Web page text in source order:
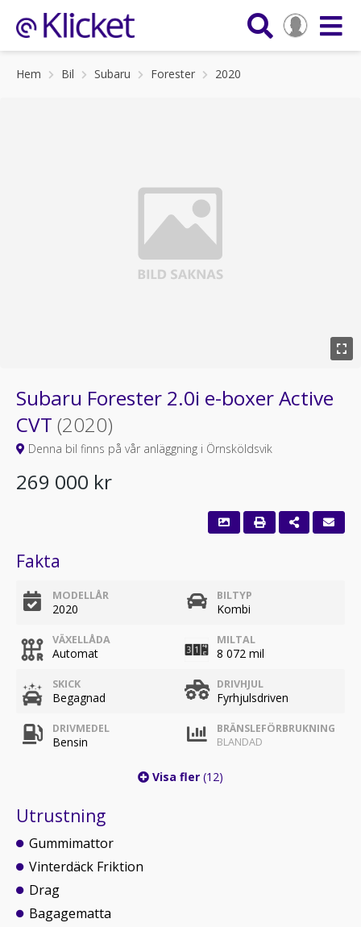
Hem Bil Subaru Forester 2020
Subaru Forester 2.0i e-boxer Active
CVT (2020)
Denna bil finns på vår anläggning i Örnsköldsvik
269 000 kr
Fakta
MODELLÅR
2020
BILTYP
Kombi
VÄXELLÅDA
Automat
MILTAL
8 072 mil
SKICK
Begagnad
DRIVHJUL
Fyrhjulsdriven
DRIVMEDEL
Bensin
BRÄNSLEFÖRBRUKNING
BLANDAD
Visa fler (12)
Utrustning
Gummimattor
Vinterdäck Friktion
Drag
Bagagematta